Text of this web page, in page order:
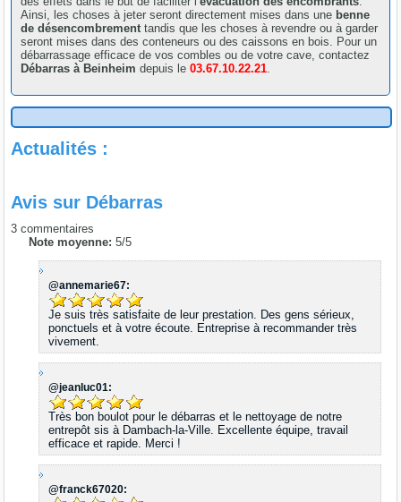
Ainsi, les choses à jeter seront directement mises dans une benne
de désencombrement tandis que les choses à revendre ou à garder
seront mises dans des conteneurs ou des caissons en bois. Pour un
débarrassage efficace de vos combles ou de votre cave, contactez
Débarras à Beinheimdepuis le03.67.10.22.21
Actualités :
Avis sur Débarras
3 commentaires
Note moyenne:5/5
@annemarie67:
Je suis très satisfaite de leur prestation. Des gens sérieux,
ponctuels et à votre écoute. Entreprise à recommander très
vivement.
@jeanluc01:
Très bon boulot pour le débarras et le nettoyage de notre
entrepôt sis à Dambach-la-Ville. Excellente équipe, travail
efficace et rapide. Merci !
@franck67020: